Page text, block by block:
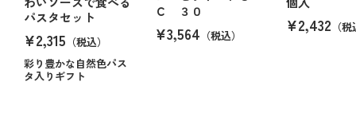
パスタセット
¥2,315 （税込）
彩り豊かな自然色パス
タ入りギフト
Ｃ ３０
¥3,564 （税込）
¥2,432 （